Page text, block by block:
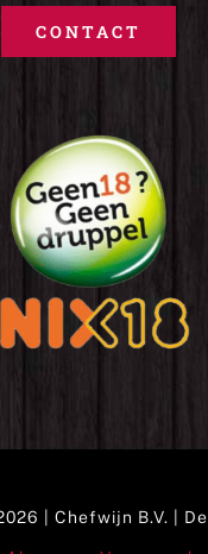
CONTACT
| Chefwijn B.V. |